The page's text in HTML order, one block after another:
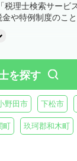
理士検索サービ
や特例制度のこ
を探す
野田市 下松市
町 玖珂郡和木町